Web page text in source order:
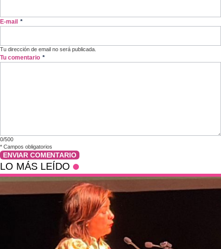
E-mail *
Tu dirección de email no será publicada.
Tu comentario *
0/500
* Campos obligatorios
ENVIAR COMENTARIO
LO MÁS LEÍDO